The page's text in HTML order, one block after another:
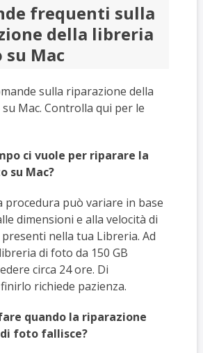
frequenti sulla
della libreria
Mac
sulla riparazione della
Mac. Controlla qui per le
ci vuole per riparare la
su Mac?
procedura può variare in base
dimensioni e alla velocità di
nella tua Libreria. Ad
di foto da 150 GB
circa 24 ore. Di
richiede pazienza.
quando la riparazione
foto fallisce?